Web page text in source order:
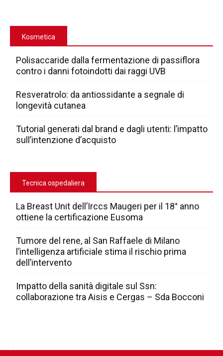
Kosmetica
Polisaccaride dalla fermentazione di passiflora
contro i danni fotoindotti dai raggi UVB
Resveratrolo: da antiossidante a segnale di
longevità cutanea
Tutorial generati dal brand e dagli utenti: l’impatto
sull’intenzione d’acquisto
Tecnica ospedaliera
La Breast Unit dell’Irccs Maugeri per il 18° anno
ottiene la certificazione Eusoma
Tumore del rene, al San Raffaele di Milano
l’intelligenza artificiale stima il rischio prima
dell’intervento
Impatto della sanità digitale sul Ssn:
collaborazione tra Aisis e Cergas – Sda Bocconi